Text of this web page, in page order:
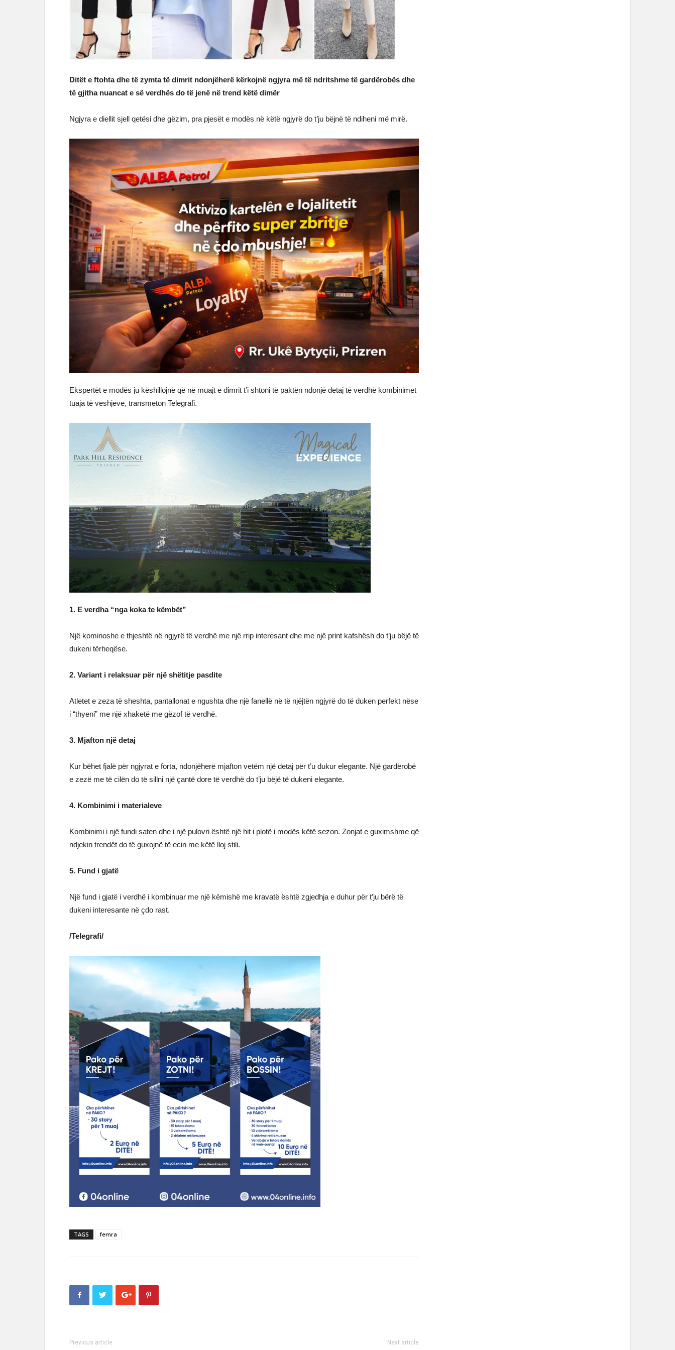
Ditët e ftohta dhe të zymta të dimrit ndonjëherë kërkojnë ngjyra më të ndritshme të gardërobës dhe
të gjitha nuancat e së verdhës do të jenë në trend këtë dimër
Ngjyra e diellit sjell qetësi dhe gëzim, pra pjesët e modës në këtë ngjyrë do t’ju bëjnë të ndiheni më mirë.
Ekspertët e modës ju këshillojnë që në muajt e dimrit t’i shtoni të paktën ndonjë detaj të verdhë kombinimet
tuaja të veshjeve, transmeton Telegrafi.
1. E verdha “nga koka te këmbët”
Një kominoshe e thjeshtë në ngjyrë të verdhë me një rrip interesant dhe me një print kafshësh do t’ju bëjë të
dukeni tërheqëse.
2. Variant i relaksuar për një shëtitje pasdite
Atletet e zeza të sheshta, pantallonat e ngushta dhe një fanellë në të njëjtën ngjyrë do të duken perfekt nëse
i “thyeni” me një xhaketë me gëzof të verdhë.
3. Mjafton një detaj
Kur bëhet fjalë për ngjyrat e forta, ndonjëherë mjafton vetëm një detaj për t’u dukur elegante. Një gardërobë
e zezë me të cilën do të sillni një çantë dore të verdhë do t’ju bëjë të dukeni elegante.
4. Kombinimi i materialeve
Kombinimi i një fundi saten dhe i një pulovri është një hit i plotë i modës këtë sezon. Zonjat e guximshme që
ndjekin trendët do të guxojnë të ecin me këtë lloj stili.
5. Fund i gjatë
Një fund i gjatë i verdhë i kombinuar me një këmishë me kravatë është zgjedhja e duhur për t’ju bërë të
dukeni interesante në çdo rast.
/Telegrafi/
TAGS femra
Previous article Next article